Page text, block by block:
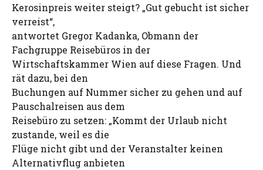
Kerosinpreis weiter steigt? „Gut gebucht ist sicher
verreist“,
antwortet Gregor Kadanka, Obmann der
Fachgruppe Reisebüros in der
Wirtschaftskammer Wien auf diese Fragen. Und
rät dazu, bei den
Buchungen auf Nummer sicher zu gehen und auf
Pauschalreisen aus dem
Reisebüro zu setzen: „Kommt der Urlaub nicht
zustande, weil es die
Flüge nicht gibt und der Veranstalter keinen
Alternativflug anbieten